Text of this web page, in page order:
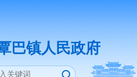
巴镇人民政府